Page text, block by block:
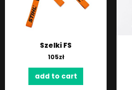
Szelki FS
105zł
add to cart